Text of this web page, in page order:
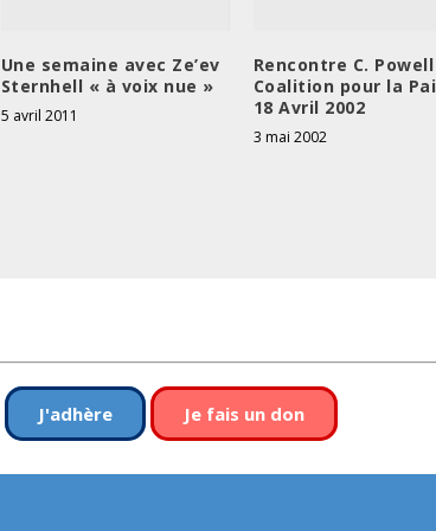
Une semaine avec Ze’ev
Sternhell « à voix nue »
5 avril 2011
Rencontre C.
Coalition pour la
18 Avril 2002
3 mai 2002
J'adhère Je fais un don